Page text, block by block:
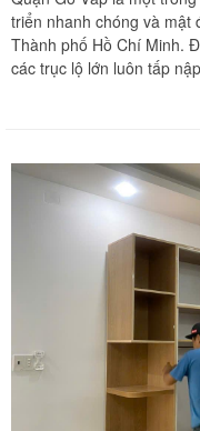
triển nhanh chóng và mật
Thành phố Hồ Chí Minh.
các trục lộ lớn luôn tấp
phòng ngủ hoặc chuyển
lắp và bốc xếp những
áo khổng lồ luôn đặt ra
và thời gian di chuyển.
pháp tháo ráp giường tủ
tư trên bảy tại Gò Vấp,
đường xá như lòng bàn
sản và mang lại sự an
hàng cần tư vấn phương
nhất hãy liên hệ ngay
qua số điện thoại 0913
để nhận phản hồi siêu